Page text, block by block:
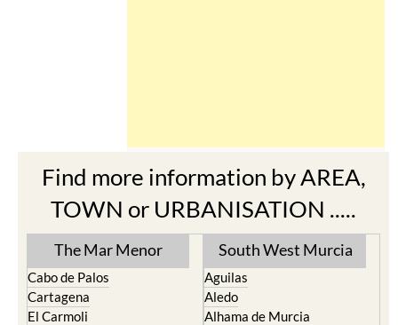
Find more information by AREA,
TOWN or URBANISATION .....
The Mar Menor
Cabo de Palos
Cartagena
El Carmoli
South West Murcia
Aguilas
Aledo
Alhama de Murcia